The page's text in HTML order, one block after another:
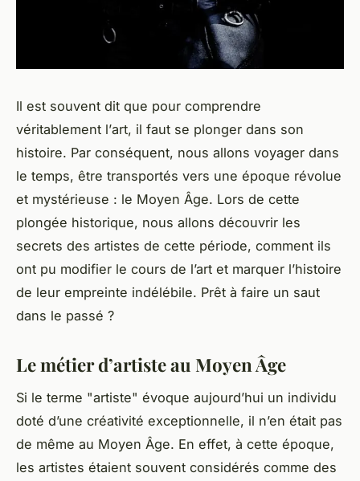
Il est souvent dit que pour comprendre
véritablement l’art, il faut se plonger dans son
histoire. Par conséquent, nous allons voyager dans
le temps, être transportés vers une époque révolue
et mystérieuse : le Moyen Âge. Lors de cette
plongée historique, nous allons découvrir les
secrets des artistes de cette période, comment ils
ont pu modifier le cours de l’art et marquer l’histoire
de leur empreinte indélébile. Prêt à faire un saut
dans le passé ?
Le métier d’artiste au Moyen Âge
Si le terme "artiste" évoque aujourd’hui un individu
doté d’une créativité exceptionnelle, il n’en était pas
de même au Moyen Âge. En effet, à cette époque,
les artistes étaient souvent considérés comme des